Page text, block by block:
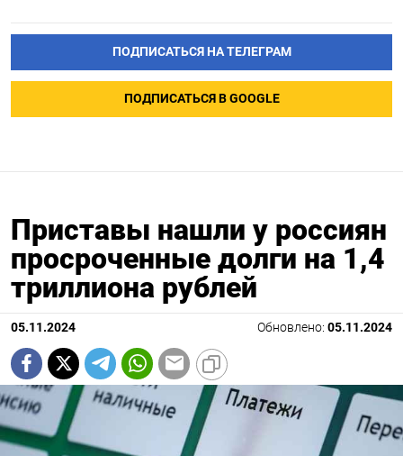
ПОДПИСАТЬСЯ НА ТЕЛЕГРАМ
ПОДПИСАТЬСЯ В GOOGLE
Приставы нашли у россиян
просроченные долги на 1,4
триллиона рублей
05.11.2024 Обновлено: 05.11.2024